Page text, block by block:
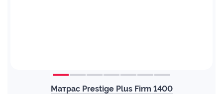
Матрас Prestige Plus Firm 1400